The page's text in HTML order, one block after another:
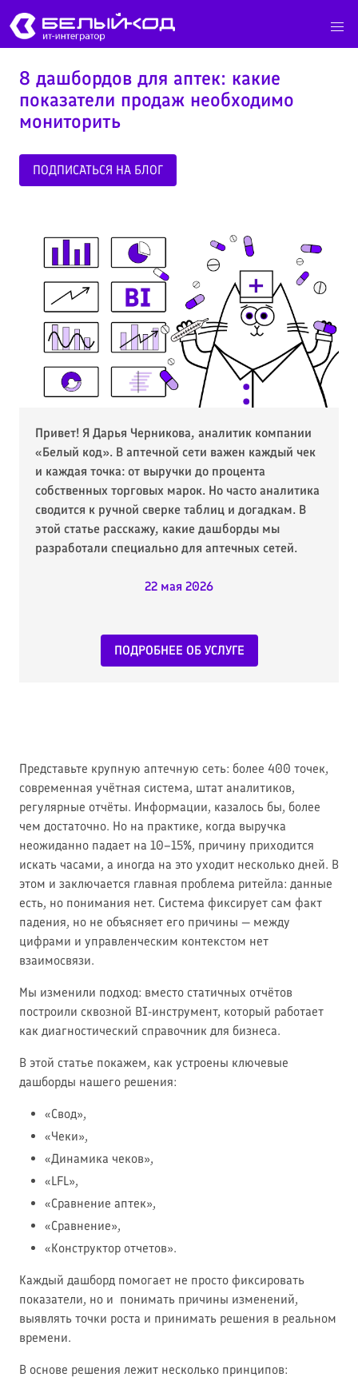
8 дашбордов для аптек: какие
показатели продаж необходимо
мониторить
ПОДПИСАТЬСЯ НА БЛОГ
Привет! Я Дарья Черникова, аналитик компании
«Белый код». В аптечной сети важен каждый чек
и каждая точка: от выручки до процента
собственных торговых марок. Но часто аналитика
сводится к ручной сверке таблиц и догадкам. В
этой статье расскажу, какие дашборды мы
разработали специально для аптечных сетей.
22 мая 2026
ПОДРОБНЕЕ ОБ УСЛУГЕ
Представьте крупную аптечную сеть: более 400 точек,
современная учётная система, штат аналитиков,
регулярные отчёты. Информации, казалось бы, более
чем достаточно. Но на практике, когда выручка
неожиданно падает на 10–15%, причину приходится
искать часами, а иногда на это уходит несколько дней. В
этом и заключается главная проблема ритейла: данные
есть, но понимания нет. Система фиксирует сам факт
падения, но не объясняет его причины — между
цифрами и управленческим контекстом нет
взаимосвязи.
Мы изменили подход: вместо статичных отчётов
построили сквозной BI-инструмент, который работает
как диагностический справочник для бизнеса.
В этой статье покажем, как устроены ключевые
дашборды нашего решения:
«Свод»,
«Чеки»,
«Динамика чеков»,
«LFL»,
«Сравнение аптек»,
«Сравнение»,
«Конструктор отчетов».
Каждый дашборд помогает не просто фиксировать
показатели, но и понимать причины изменений,
выявлять точки роста и принимать решения в реальном
времени.
В основе решения лежит несколько принципов: